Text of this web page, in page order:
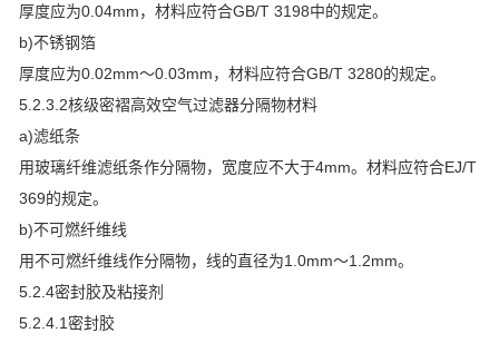
厚度应为0.04mm，材料应符合GB/T 3198中的规定。
b)不锈钢箔
厚度应为0.02mm～0.03mm，材料应符合GB/T 3280的规定。
5.2.3.2核级密褶高效空气过滤器分隔物材料
a)滤纸条
用玻璃纤维滤纸条作分隔物，宽度应不大于4mm。材料应符合EJ/T
369的规定。
b)不可燃纤维线
用不可燃纤维线作分隔物，线的直径为1.0mm～1.2mm。
5.2.4密封胶及粘接剂
5.2.4.1密封胶